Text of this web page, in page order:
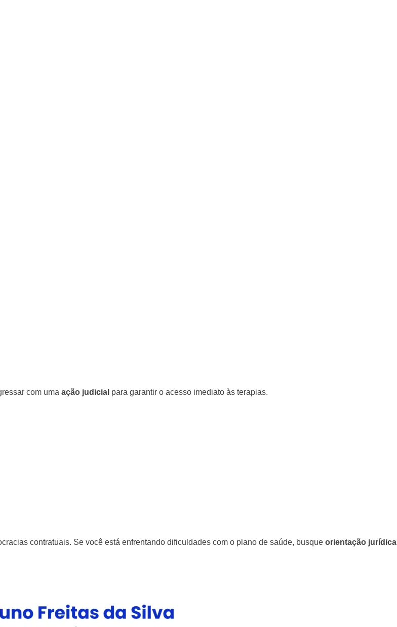
com uma ação judicial para garantir o acesso imediato às terapias.
contratuais. Se você está enfrentando dificuldades com o plano de saúde, busque orientação jurídica